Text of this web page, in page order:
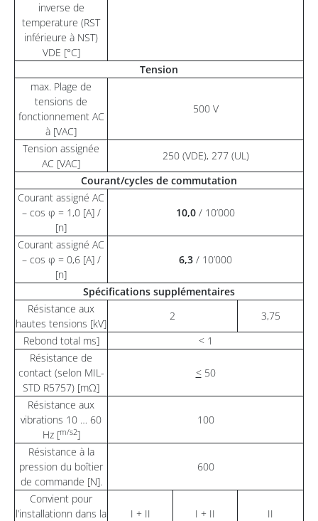
inverse de
temperature (RST
inférieure à NST)
VDE [°C]
Tension
max. Plage de
tensions de
fonctionnement AC
à [VAC]
500 V
Tension assignée
AC [VAC]
250 (VDE), 277 (UL)
Courant/cycles de commutation
Courant assigné AC
– cos φ = 1,0 [A] /
[n]
10,0 / 10’000
Courant assigné AC
– cos φ = 0,6 [A] /
[n]
6,3 / 10’000
Spécifications supplémentaires
Résistance aux
hautes tensions [kV]
2
3,75
Rebond total ms]
< 1
Résistance de
contact (selon MIL-
STD R5757) [mΩ]
<50
Résistance aux
vibrations 10 … 60
Hz [m/s2]
100
Résistance à la
pression du boîtier
de commande [N].
600
Convient pour
l’installationn dans la
I + II I + II II